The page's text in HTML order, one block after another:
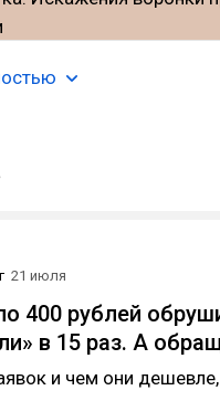
21 июля
400 рублей
в 15 раз. А
и чем они